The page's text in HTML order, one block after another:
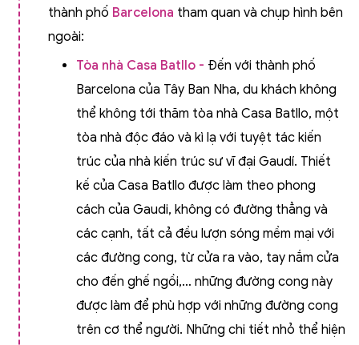
thành phố Barcelona tham quan và chụp hình bên
ngoài:
Tòa nhà Casa Batllo - Đến với thành phố
Barcelona của Tây Ban Nha, du khách không
thể không tới thăm tòa nhà Casa Batllo, một
tòa nhà độc đáo và kì lạ với tuyệt tác kiến
trúc của nhà kiến trúc sư vĩ đại Gaudí. Thiết
kế của Casa Batllo được làm theo phong
cách của Gaudi, không có đường thẳng và
các cạnh, tất cả đều lượn sóng mềm mại với
các đường cong, từ cửa ra vào, tay nắm cửa
cho đến ghế ngồi,… những đường cong này
được làm để phù hợp với những đường cong
trên cơ thể người. Những chi tiết nhỏ thể hiện